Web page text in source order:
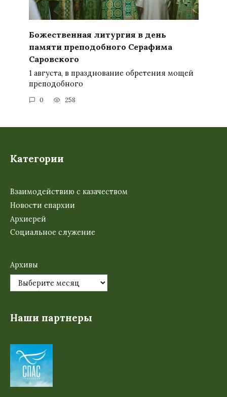
Божественная литургия в день
памяти преподобного Серафима
Саровского
1 августа, в празднование обретения мощей
преподобного
0 258
Категории
Взаимодействию с казачеством
Новости епархии
Архиерей
Социальное служение
Архивы
Наши партнеры